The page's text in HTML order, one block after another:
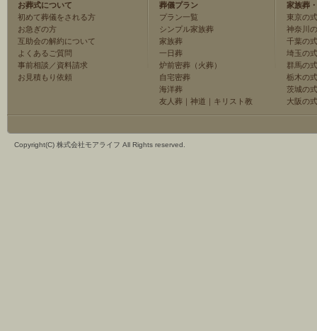
お葬式について
初めて葬儀をされる方
お急ぎの方
互助会の解約について
よくあるご質問
事前相談／資料請求
お見積もり依頼
葬儀プラン
プラン一覧
シンプル家族葬
家族葬
一日葬
炉前密葬（火葬）
自宅密葬
海洋葬
友人葬 ｜ 神道 ｜ キリスト教
家族葬
東京の
神奈川
千葉の
埼玉の
群馬の
栃木の
茨城の
大阪の
Copyright(C) 株式会社モアライフ All Rights reserved.